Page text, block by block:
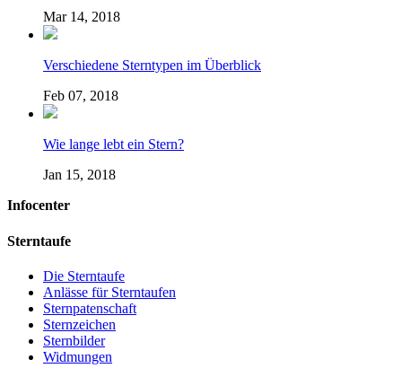
Mar 14, 2018
Verschiedene Sterntypen im Überblick
Feb 07, 2018
Wie lange lebt ein Stern?
Jan 15, 2018
Infocenter
Sterntaufe
Die Sterntaufe
Anlässe für Sterntaufen
Sternpatenschaft
Sternzeichen
Sternbilder
Widmungen